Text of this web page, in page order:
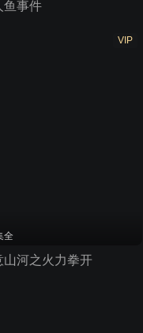
鱼事件
VIP
全
山河之火力拳开